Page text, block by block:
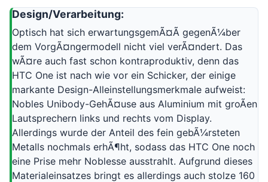
Design/Verarbeitung:
Optisch hat sich erwartungsgemÃ¤Ã gegenÃ¼ber
dem VorgÃ¤ngermodell nicht viel verÃ¤ndert. Das
wÃ¤re auch fast schon kontraproduktiv, denn das
HTC One ist nach wie vor ein Schicker, der einige
markante Design-Alleinstellungsmerkmale aufweist:
Nobles Unibody-GehÃ¤use aus Aluminium mit groÃen
Lautsprechern links und rechts vom Display.
Allerdings wurde der Anteil des fein gebÃ¼rsteten
Metalls nochmals erhÃ¶ht, sodass das HTC One noch
eine Prise mehr Noblesse ausstrahlt. Aufgrund dieses
Materialeinsatzes bringt es allerdings auch stolze 160